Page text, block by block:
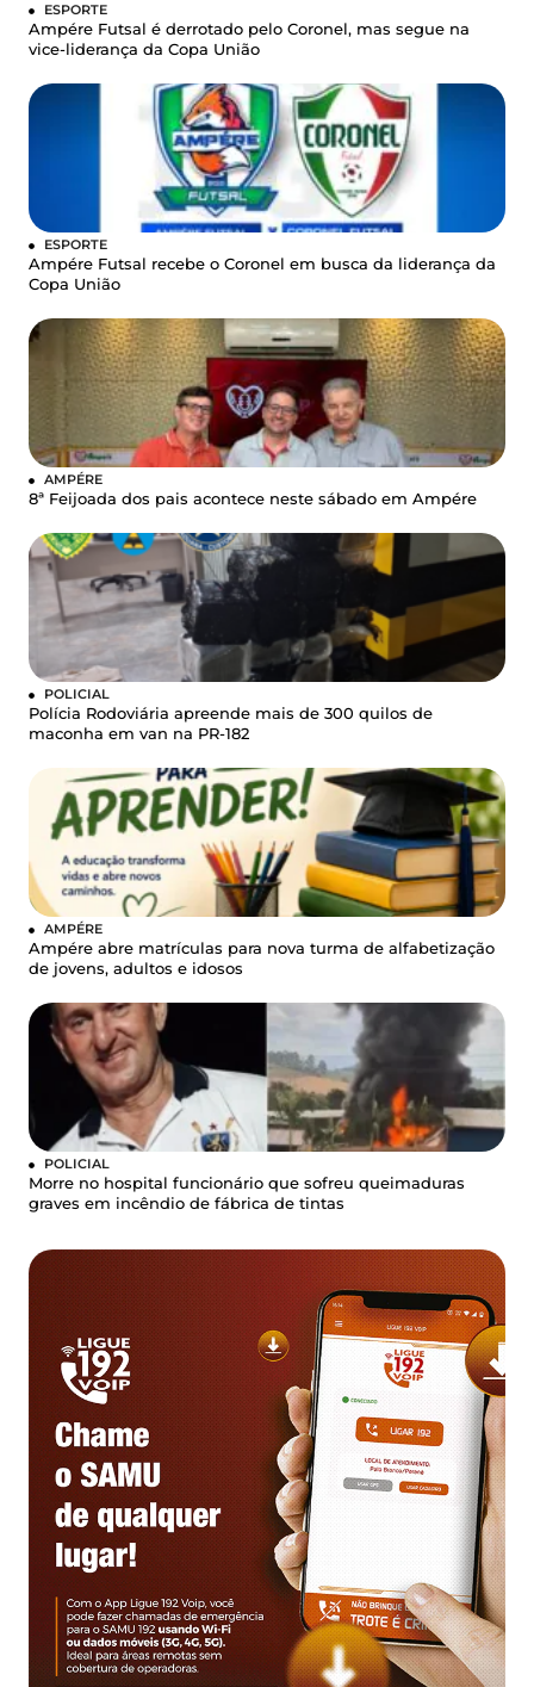
ESPORTE
Ampére Futsal é derrotado pelo Coronel, mas segue na
vice-liderança da Copa União
ESPORTE
Ampére Futsal recebe o Coronel em busca da liderança da
Copa União
AMPÉRE
8ª Feijoada dos pais acontece neste sábado em Ampére
POLICIAL
Polícia Rodoviária apreende mais de 300 quilos de
maconha em van na PR-182
AMPÉRE
Ampére abre matrículas para nova turma de alfabetização
de jovens, adultos e idosos
POLICIAL
Morre no hospital funcionário que sofreu queimaduras
graves em incêndio de fábrica de tintas